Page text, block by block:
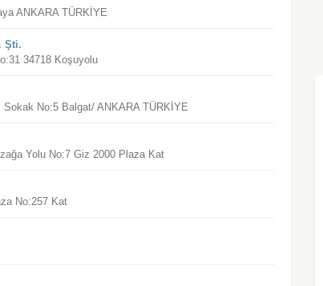
ANKARA TÜRKİYE
Şti.
34718 Koşuyolu
No:5 Balgat/ ANKARA TÜRKİYE
Yolu No:7 Giz 2000 Plaza Kat
No:257 Kat